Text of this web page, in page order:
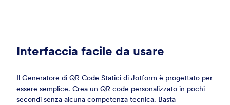
Interfaccia facile da usare
Il Generatore di QR Code Statici di Jotform è progettato per
essere semplice. Crea un QR code personalizzato in pochi
secondi senza alcuna competenza tecnica. Basta